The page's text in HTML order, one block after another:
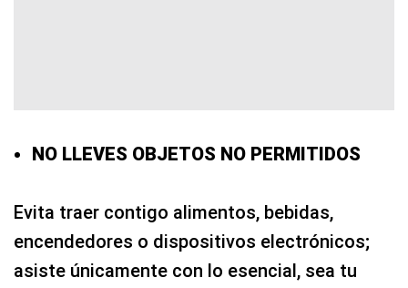
NO LLEVES OBJETOS NO PERMITIDOS
Evita traer contigo alimentos, bebidas,
encendedores o dispositivos electrónicos;
asiste únicamente con lo esencial, sea tu